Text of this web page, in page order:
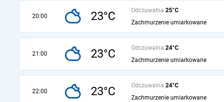
20:00 23°C Odczuwalna 25°C
Zachmurzenie umiarkowane
21:00 23°C Odczuwalna 24°C
Zachmurzenie umiarkowane
22:00 23°C Odczuwalna 24°C
Zachmurzenie umiarkowane